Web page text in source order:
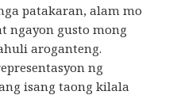
patakaran, alam mo
ngayon gusto mong
aroganteng.
ng
isang taong kilala